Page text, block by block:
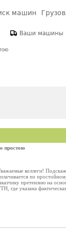
машин
Ваши машины
простою
коллеги!
по
претензию на
где указана